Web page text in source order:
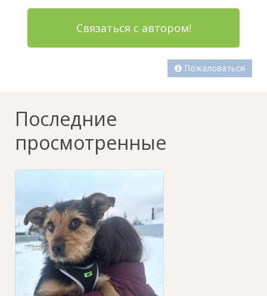
Связаться с автором!
Пожаловаться
Последние
просмотренные